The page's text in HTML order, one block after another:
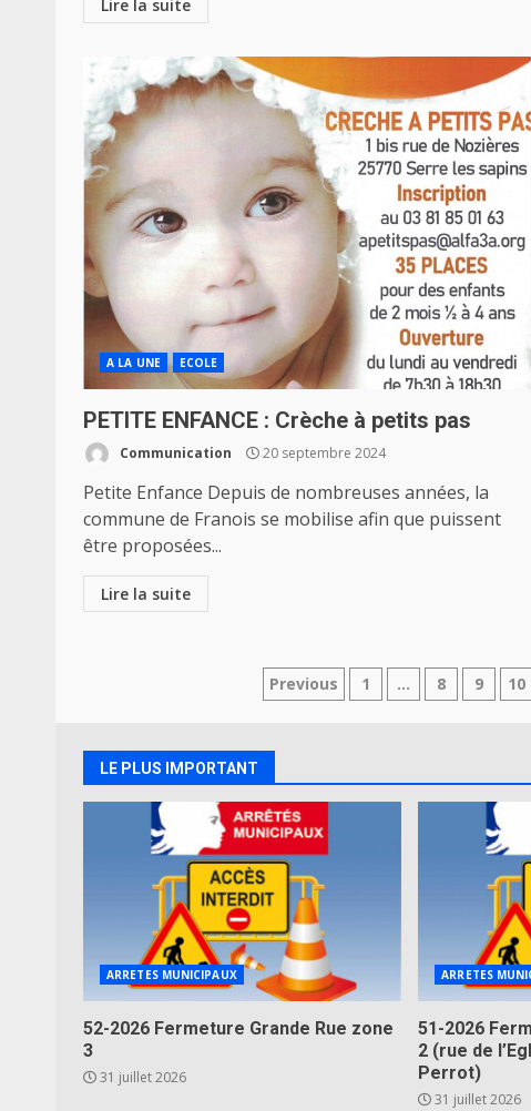
Lire la suite
A LA UNE ECOLE
PETITE ENFANCE : Crèche à petits pas
Communication 20 septembre 2024
Petite Enfance Depuis de nombreuses années, la
commune de Franois se mobilise afin que puissent
être proposées...
Lire la suite
Navigation
articles
Previous 1 … 8 9 10
LE PLUS IMPORTANT
ARRETES MUNICIPAUX
52-2026 Fermeture Grande Rue zone
3
31 juillet 2026
ARRETES
51-2026
2 (rue de
Perrot)
31 juillet 2026